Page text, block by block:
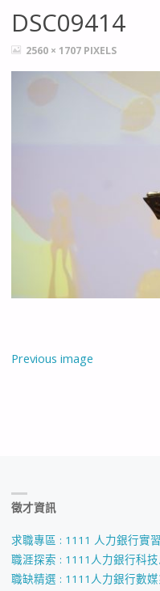
DSC09414
FULL2560 × 1707 PIXELS
Previous image
徵才資訊
求職專區 : 1111 人力銀行實
職涯探索 : 1111人力銀行科
職缺精選 : 1111人力銀行數